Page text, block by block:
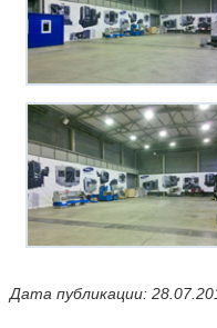
Дата публикации: